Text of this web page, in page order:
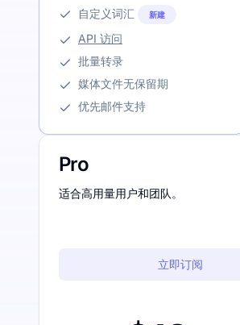
自定义词汇
新建
API 访问
批量转录
媒体文件无保留期
优先邮件支持
Pro
适合高用量用户和团队。
立即订阅